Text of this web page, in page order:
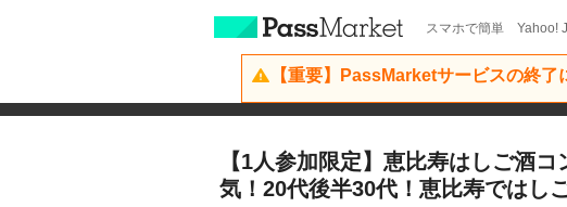
スマホで簡単 Yahoo!
【重要】PassMarketサービスの終了
【1人参加限定】恵比寿はしご酒コ
気！20代後半30代！恵比寿ではし